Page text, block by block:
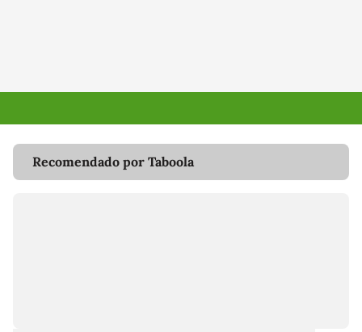
Recomendado por Taboola